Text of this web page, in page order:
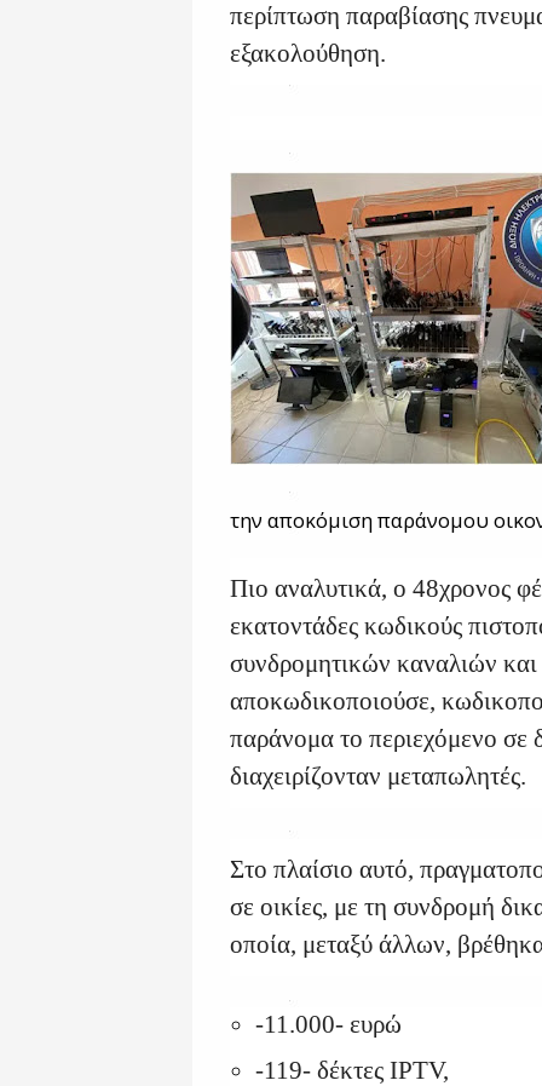
περίπτωση παραβίασης
εξακολούθηση.
την αποκόμιση παράνομου
Πιο αναλυτικά, ο 48χρονος
εκατοντάδες κωδικούς
συνδρομητικών καναλιών
αποκωδικοποιούσε,
παράνομα το περιεχόμενο σε
διαχειρίζονταν μεταπωλητές.
Στο πλαίσιο αυτό,
σε οικίες, με τη συνδρομή
οποία, μεταξύ άλλων,
-11.000- ευρώ
-119- δέκτες IPTV,